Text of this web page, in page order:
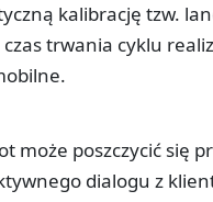
kalibrację tzw.
czas trwania cyklu
może poszczycić się
dialogu z